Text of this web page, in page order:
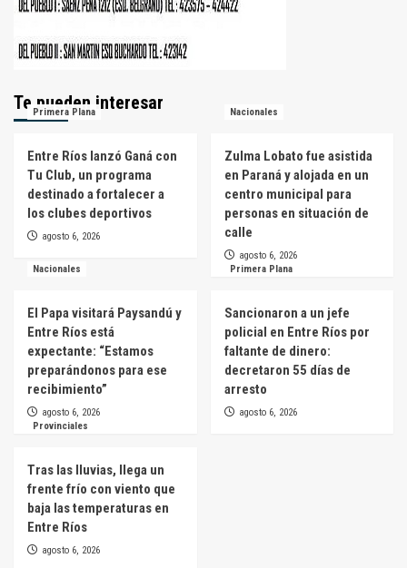
Te pueden interesar
Primera Plana
Entre Ríos lanzó Ganá con
Tu Club, un programa
destinado a fortalecer a
los clubes deportivos
agosto 6, 2026
Nacionales
Zulma Lobato fue asistida
en Paraná y alojada en un
centro municipal para
personas en situación de
calle
agosto 6, 2026
Nacionales
El Papa visitará Paysandú y
Entre Ríos está
expectante: “Estamos
preparándonos para ese
recibimiento”
agosto 6, 2026
Primera Plana
Sancionaron a un jefe
policial en Entre Ríos por
faltante de dinero:
decretaron 55 días de
arresto
agosto 6, 2026
Provinciales
Tras las lluvias, llega un
frente frío con viento que
baja las temperaturas en
Entre Ríos
agosto 6, 2026